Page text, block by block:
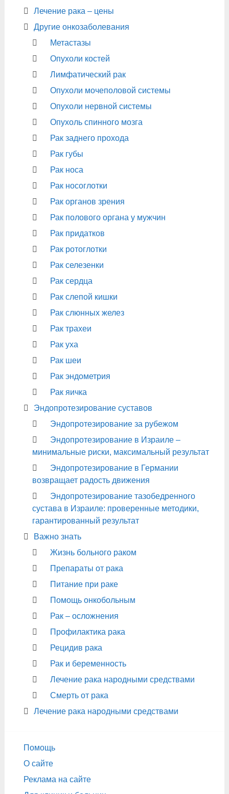
Лечение рака – цены
Другие онкозаболевания
Метастазы
Опухоли костей
Лимфатический рак
Опухоли мочеполовой системы
Опухоли нервной системы
Опухоль спинного мозга
Рак заднего прохода
Рак губы
Рак носа
Рак носоглотки
Рак органов зрения
Рак полового органа у мужчин
Рак придатков
Рак ротоглотки
Рак селезенки
Рак сердца
Рак слепой кишки
Рак слюнных желез
Рак трахеи
Рак уха
Рак шеи
Рак эндометрия
Рак яичка
Эндопротезирование суставов
Эндопротезирование за рубежом
Эндопротезирование в Израиле –
минимальные риски, максимальный результат
Эндопротезирование в Германии
возвращает радость движения
Эндопротезирование тазобедренного
сустава в Израиле: проверенные методики,
гарантированный результат
Важно знать
Жизнь больного раком
Препараты от рака
Питание при раке
Помощь онкобольным
Рак – осложнения
Профилактика рака
Рецидив рака
Рак и беременность
Лечение рака народными средствами
Смерть от рака
Лечение рака народными средствами
Помощь
О сайте
Реклама на сайте